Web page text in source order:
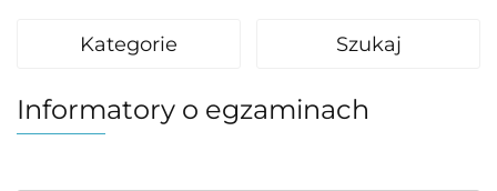
Kategorie Szukaj
Informatory o egzaminach